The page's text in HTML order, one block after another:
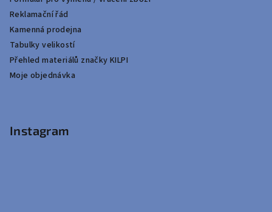
Reklamační řád
Kamenná prodejna
Tabulky velikostí
Přehled materiálů značky KILPI
Moje objednávka
Instagram